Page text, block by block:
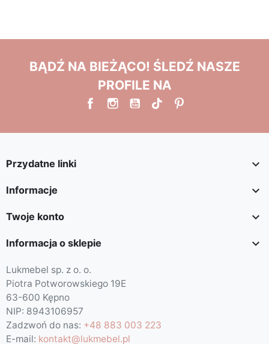
BĄDŹ NA BIEŻĄCO! ŚLEDŹ NASZE
PROFILE NA
Przydatne linki 
Informacje 
Twoje konto 
Informacja o sklepie 
Lukmebel sp. z o. o.
Piotra Potworowskiego 19E
63-600 Kępno
NIP: 8943106957
Zadzwoń do nas: +48 883 003 223
E-mail: kontakt@lukmebel.pl